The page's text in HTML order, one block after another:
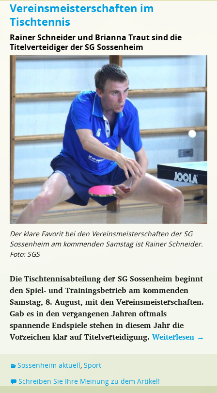
Vereinsmeisterschaften im
Tischtennis
Rainer Schneider und Brianna Traut sind die
Titelverteidiger der SG Sossenheim
Der klare Favorit bei den Vereinsmeisterschaften der SG
Sossenheim am kommenden Samstag ist Rainer Schneider.
Foto: SGS
Die Tischtennisabteilung der SG Sossenheim beginnt
den Spiel- und Trainingsbetrieb am kommenden
Samstag, 8. August, mit den Vereinsmeisterschaften.
Gab es in den vergangenen Jahren oftmals
spannende Endspiele stehen in diesem Jahr die
Vorzeichen klar auf Titelverteidigung. Weiterlesen →
Sossenheim aktuell, Sport
Schreiben Sie Ihre Meinung zu dem Artikel!